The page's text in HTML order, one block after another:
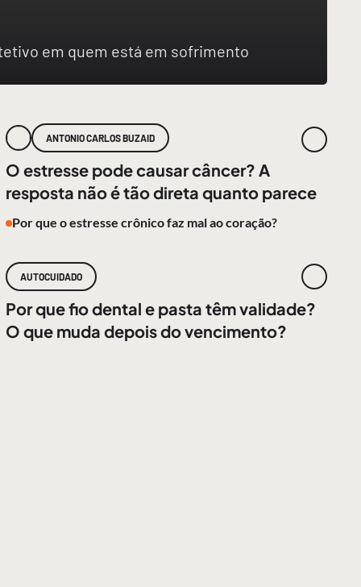
em quem está em sofrimento
ANTONIO CARLOS BUZAID
O estresse pode causar câncer? A
resposta não é tão direta quanto parece
Por que o estresse crônico faz mal ao coração?
AUTOCUIDADO
Por que fio dental e pasta têm validade?
O que muda depois do vencimento?